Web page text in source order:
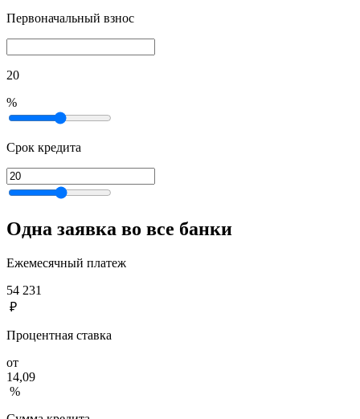
Первоначальный взнос
20
%
Срок кредита
Одна заявка во все банки
Ежемесячный платеж
54 231
₽
Процентная ставка
от
14,09
%